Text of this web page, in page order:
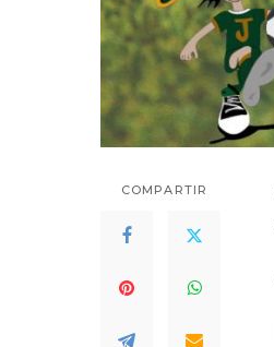
COMPARTIR